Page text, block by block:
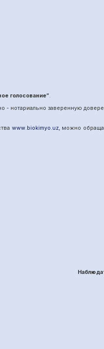
голосование”.
- нотариально заверенную
www.biokimyo.uz, можно